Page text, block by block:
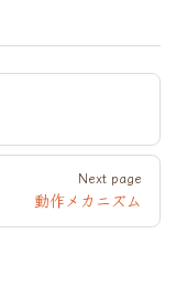
Next page
動作メカニズム